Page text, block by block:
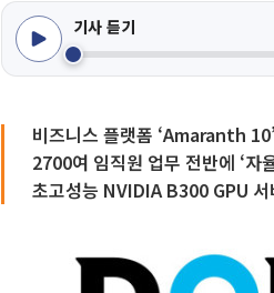
기사 듣기
비즈니스 플랫폼 ‘Amaranth
2700여 임직원 업무 전반에 ‘자
초고성능 NVIDIA B300 GPU